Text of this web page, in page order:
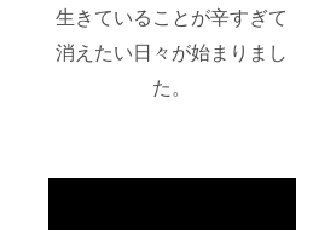
生きていることが辛すぎて
消えたい日々が始まりまし
た。